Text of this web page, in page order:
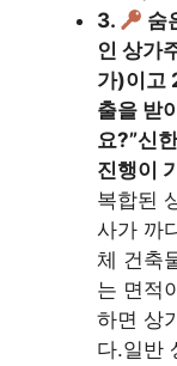
3.
숨
인 상가
가)이고
출을 받
요?”신
진행이
복합된
사가 까
체 건축
는 면적
하면 상
다.일반